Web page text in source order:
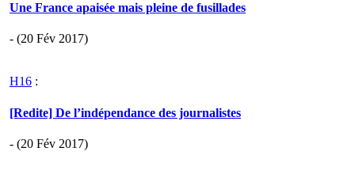
Une France apaisée mais pleine de fusillades
- (20 Fév 2017)
H16 :
[Redite] De l’indépendance des journalistes
- (20 Fév 2017)